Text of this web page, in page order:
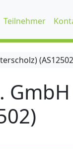
Teilnehmer
GmbH